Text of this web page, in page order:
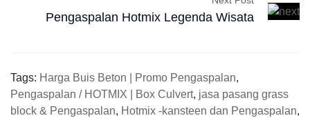
Pengaspalan Hotmix Legenda Wisata
Tags: Harga Buis Beton | Promo Pengaspalan,
Pengaspalan / HOTMIX | Box Culvert, jasa pasang grass
block & Pengaspalan, Hotmix -kansteen dan Pengaspalan,